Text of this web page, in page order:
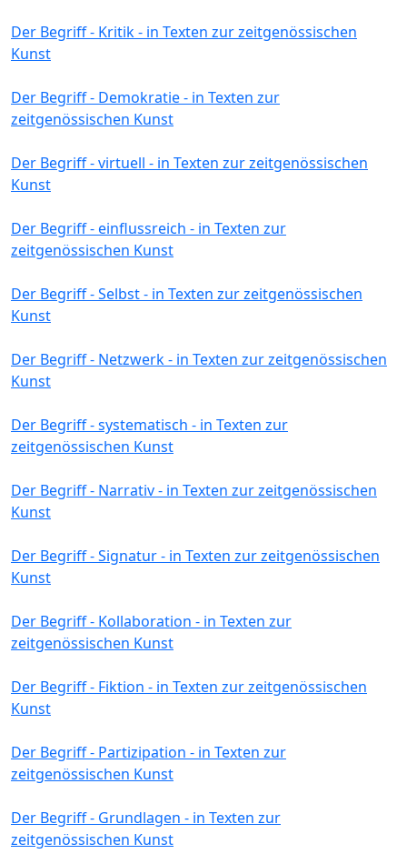
Der Begriff - Kritik - in Texten zur zeitgenössischen
Kunst
Der Begriff - Demokratie - in Texten zur
zeitgenössischen Kunst
Der Begriff - virtuell - in Texten zur zeitgenössischen
Kunst
Der Begriff - einflussreich - in Texten zur
zeitgenössischen Kunst
Der Begriff - Selbst - in Texten zur zeitgenössischen
Kunst
Der Begriff - Netzwerk - in Texten zur zeitgenössischen
Kunst
Der Begriff - systematisch - in Texten zur
zeitgenössischen Kunst
Der Begriff - Narrativ - in Texten zur zeitgenössischen
Kunst
Der Begriff - Signatur - in Texten zur zeitgenössischen
Kunst
Der Begriff - Kollaboration - in Texten zur
zeitgenössischen Kunst
Der Begriff - Fiktion - in Texten zur zeitgenössischen
Kunst
Der Begriff - Partizipation - in Texten zur
zeitgenössischen Kunst
Der Begriff - Grundlagen - in Texten zur
zeitgenössischen Kunst